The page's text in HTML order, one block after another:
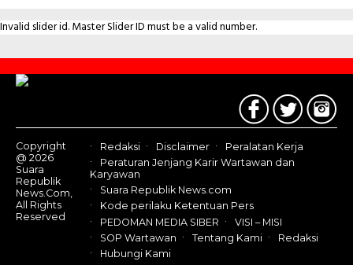
Invalid slider id. Master Slider ID must be a valid number.
Contact
Us
Copyright
@ 2026
Suara
Republik
News.Com,
All Rights
Reserved
Redaksi Disclaimer
Peralatan Kerja
Peraturan Jenjang Karir Wartawan dan
Karyawan
Suara Republik News.com
Kode perilaku Ketentuan Pers
PEDOMAN MEDIA SIBER
VISI – MISI
SOP Wartawan
Tentang Kami
Redaksi
Hubungi Kami